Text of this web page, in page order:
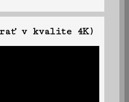
v kvalite 4K)